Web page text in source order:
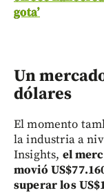
gota’
Un
dólares
El momento
la industria a
Insights, el
movió
superar los